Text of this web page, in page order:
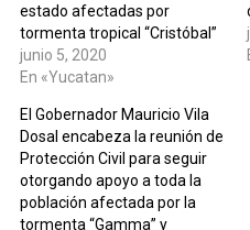
estado afectadas por
tormenta tropical “Cristóbal”
junio 5, 2020
En «Yucatan»
El Gobernador Mauricio Vila
Dosal encabeza la reunión de
Protección Civil para seguir
otorgando apoyo a toda la
población afectada por la
tormenta “Gamma” y